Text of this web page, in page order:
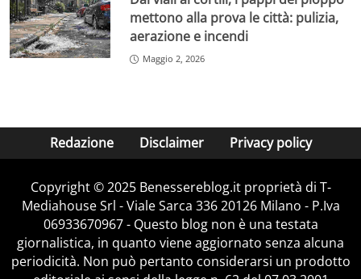
mettono alla prova le città: pulizia,
aerazione e incendi
Maggio 2, 2026
Redazione Disclaimer Privacy policy
Copyright © 2025 Benessereblog.it proprietà di T-
Mediahouse Srl - Viale Sarca 336 20126 Milano - P.Iva
06933670967 - Questo blog non è una testata
giornalistica, in quanto viene aggiornato senza alcuna
periodicità. Non può pertanto considerarsi un prodotto